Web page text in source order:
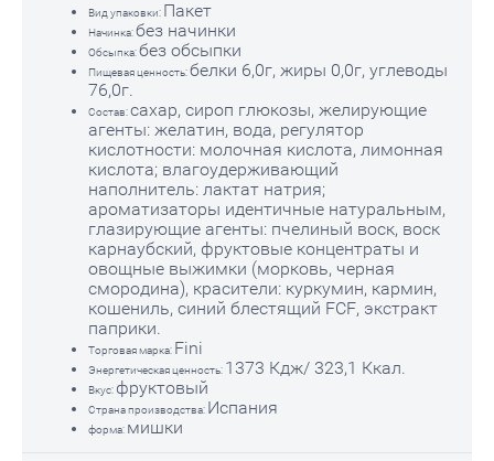
Вид упаковки: Пакет
Начинка:без начинки
Обсыпка:без обсыпки
Пищевая ценность:белки 6,0г, жиры 0,0г, углеводы
76,0г.
Состав:сахар, сироп глюкозы, желирующие
агенты: желатин, вода, регулятор
кислотности: молочная кислота, лимонная
кислота; влагоудерживающий
наполнитель: лактат натрия;
ароматизаторы идентичные натуральным,
глазирующие агенты: пчелиный воск, воск
карнаубский, фруктовые концентраты и
овощные выжимки (морковь, черная
смородина), красители: куркумин, кармин,
кошениль, синий блестящий FCF, экстракт
паприки.
Торговая марка: Fini
Энергетическая ценность: 1373 Кдж/ 323,1 Ккал.
Вкус: фруктовый
Страна производства: Испания
форма: мишки